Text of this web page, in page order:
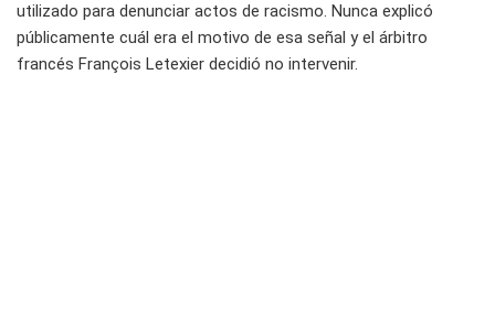
utilizado para denunciar actos de racismo. Nunca explicó
públicamente cuál era el motivo de esa señal y el árbitro
francés François Letexier decidió no intervenir.